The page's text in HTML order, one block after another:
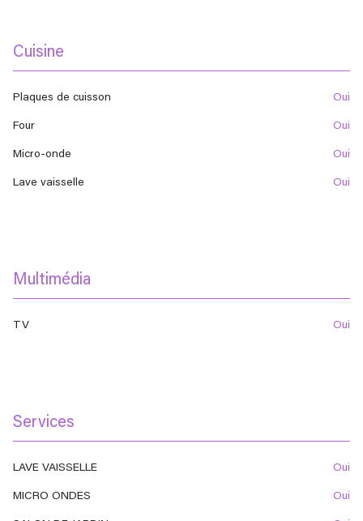
Cuisine
Plaques de cuisson oui
Four oui
Micro-onde oui
Lave vaisselle oui
Multimédia
TV oui
Services
LAVE VAISSELLE oui
MICRO ONDES oui